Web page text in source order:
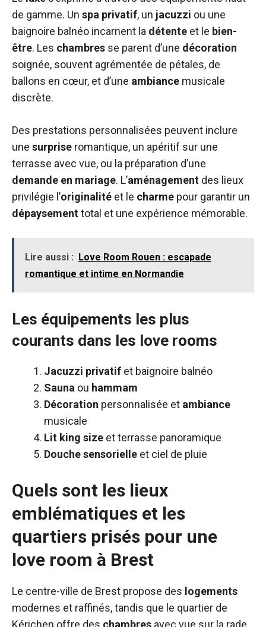
de gamme. Un spa privatif, un jacuzzi ou une
baignoire balnéo incarnent la détente et le bien-
être. Les chambres se parent d’une décoration
soignée, souvent agrémentée de pétales, de
ballons en cœur, et d’une ambiance musicale
discrète.
Des prestations personnalisées peuvent inclure
une surprise romantique, un apéritif sur une
terrasse avec vue, ou la préparation d’une
demande en mariage. L’aménagement des lieux
privilégie l’originalité et le charme pour garantir un
dépaysementtotal et une expérience mémorable.
Lire aussi : Love Room Rouen : escapade
romantique et intime en Normandie
Les équipements les plus
courants dans les love rooms
Jacuzzi privatif et baignoire balnéo
Sauna ou hammam
Décoration personnalisée et ambiance
musicale
Lit king size et terrasse panoramique
Douche sensorielle et ciel de pluie
Quels sont les lieux
emblématiques et les
quartiers prisés pour une
love room à Brest
Le centre-ville de Brest propose des logements
modernes et raffinés, tandis que le quartier de
Kérichen offre des chambres avec vue sur la rade.